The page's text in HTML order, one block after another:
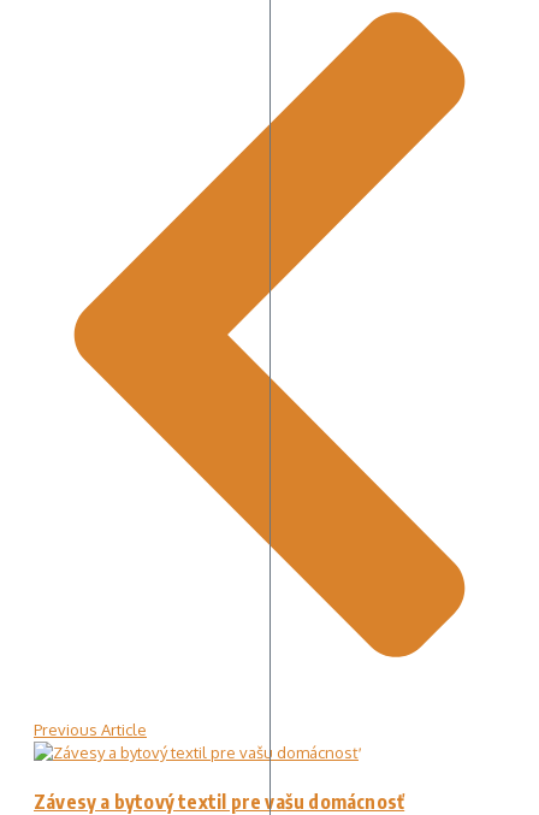
Previous Article
Závesy a bytový textil pre vašu domácnosť